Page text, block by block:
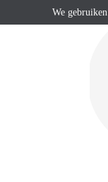
We gebruiken